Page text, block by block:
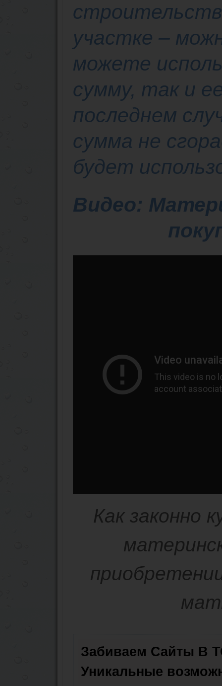
участке –
можете
сумму, так и
последнем
сумма не
будет
Видео:
Как законно
Забиваем Сайты В
Уникальные